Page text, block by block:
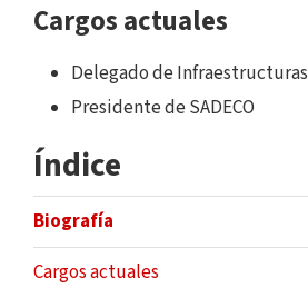
Índice
Biografía
Cargos actuales
Cargos actuales
Delegado de Infraestructuras
Presidente de SADECO